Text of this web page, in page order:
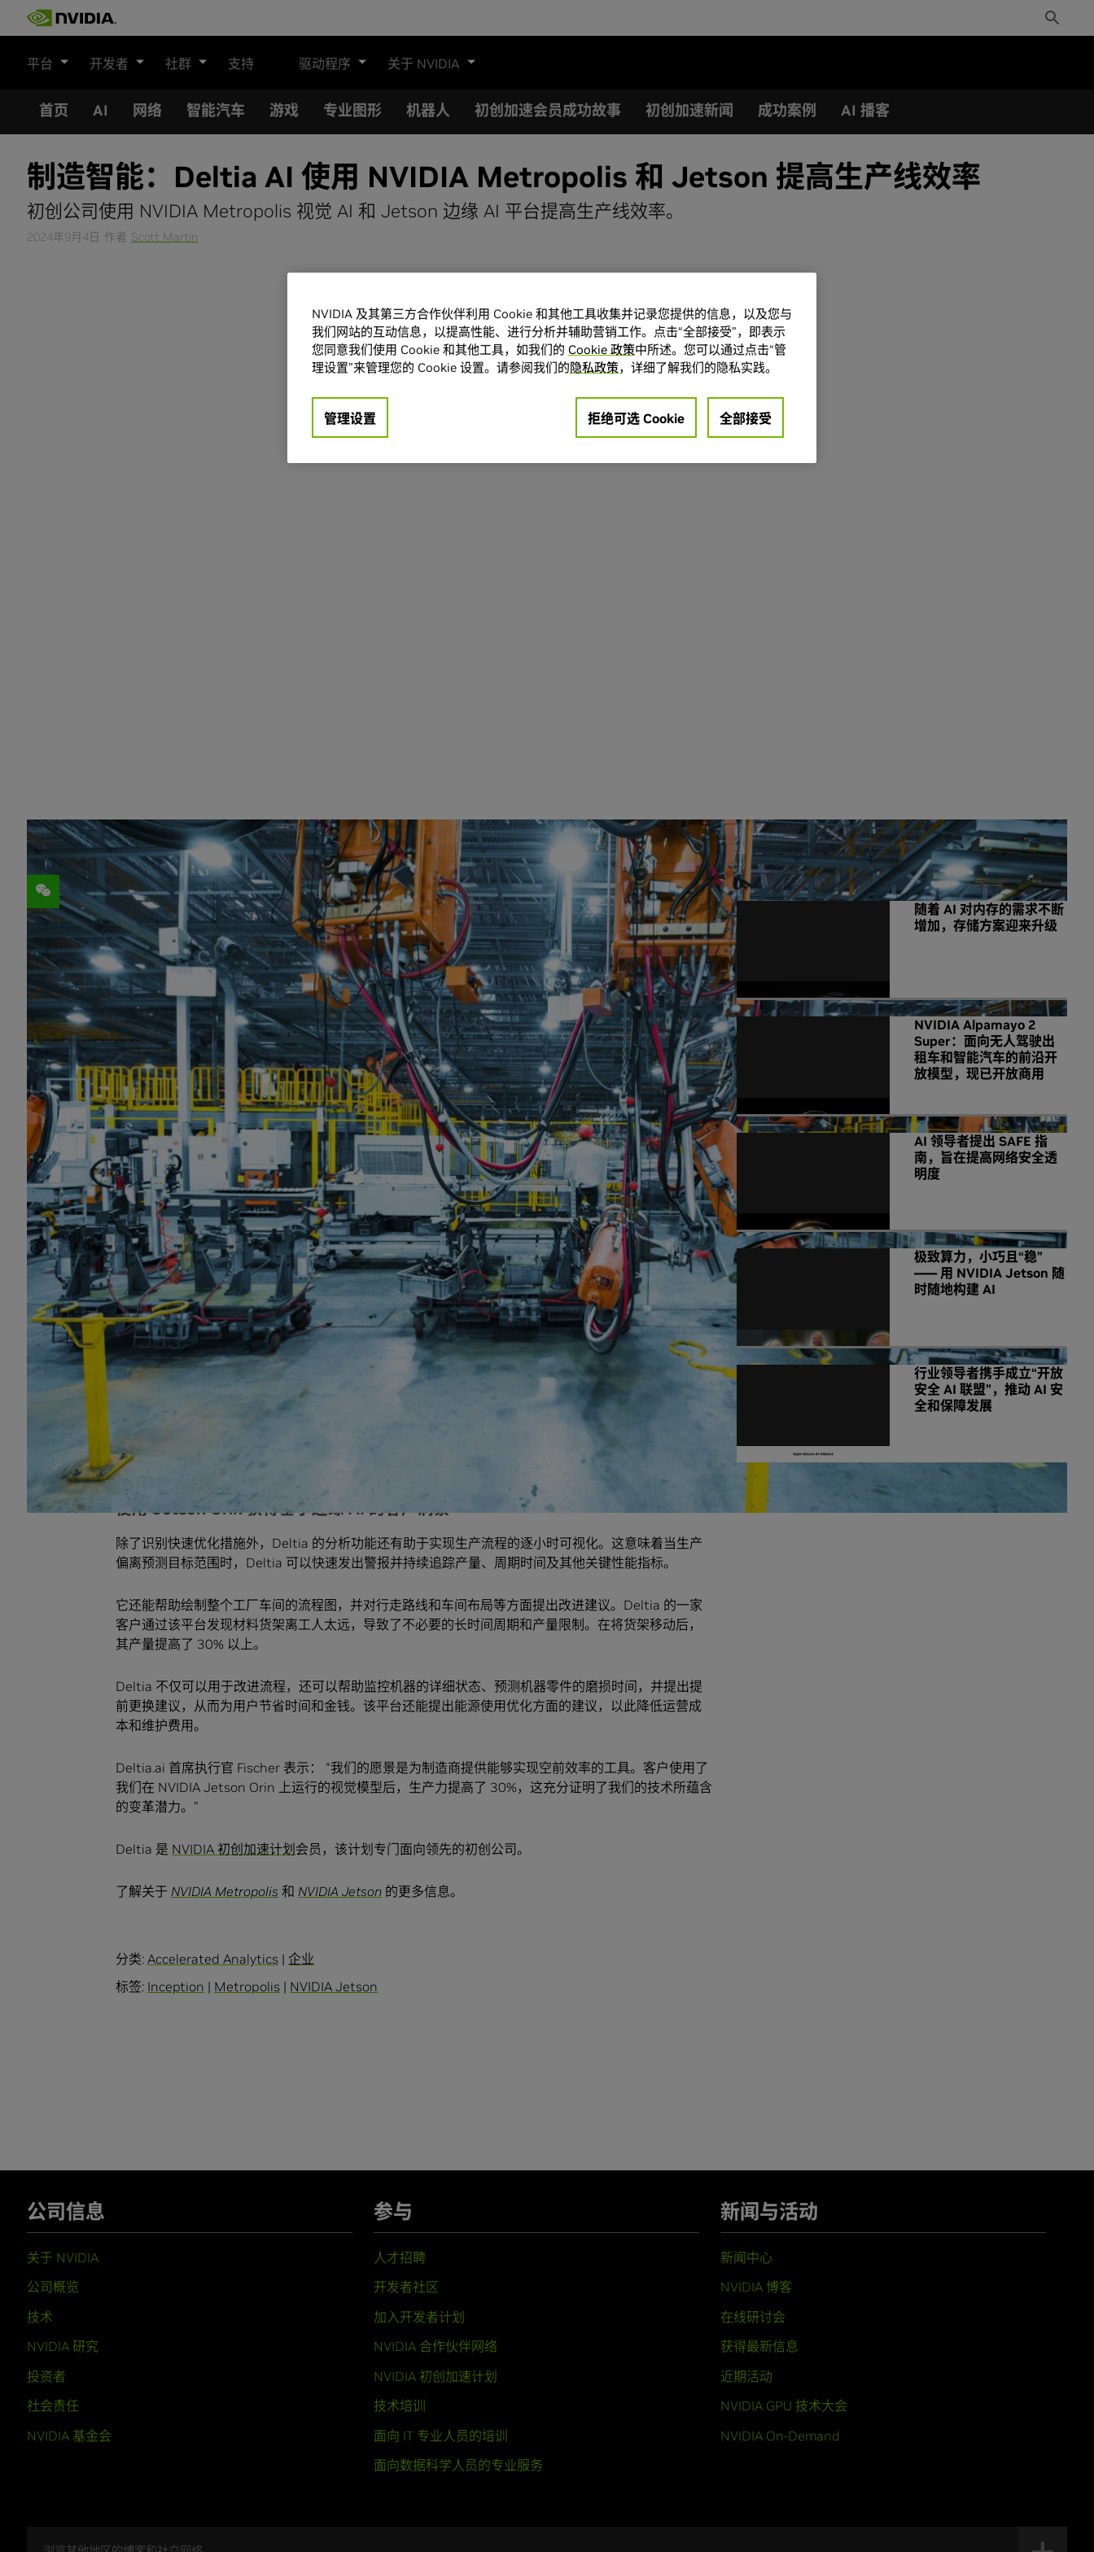
Toggle
Search
平台 开发者 社群 支持 驱动程序 关于 NVIDIA
首页 AI 网络 智能汽车 游戏 专业图形 机器人 初创加速会员成功故事 初创加速新闻 成功案例 AI 播客
制造智能：Deltia AI 使用 NVIDIA Metropolis 和 Jetson 提高生产线效率
初创公司使用 NVIDIA Metropolis 视觉 AI 和 Jetson 边缘 AI 平台提高生产线效率。
2024年9月4日 作者 Scott Martin
分享
这个故事要从 2022 年柏林 Merantix 风险投资工作室说起，当时 Silviu Homoceanu 和 Max Fischer 一
致认为 AI 可以在改进制造业方面发挥重要作用。于是，两人创办了 Deltia.ai，通过在 NVIDIA Jetson
AGX Orin 模块上运行 NVIDIA Metropolis 视觉 AI 平台，来测量并帮助优化生产线流程。
Homoceanu 和 Fischer 二人都有 AI 背景。Homoceanu 曾在大众汽车公司负责自动驾驶软件，而
Fischer 则创办了一家初创公司，帮助 40 多家工厂实现了数字化。
Deltia 是NVIDIA Metropolis 的合作伙伴。该公司估计其软件平台现在可将客户生产线的性能提升高达
20%。
使用 Deltia 平台的客户包括加热泵制造商 Viessman、工业电子公司 ABB 等。Viessman 目前有 15 个
站点运行 Deltia，并计划将来在更多生产线上使用该软件。生产经理预计当所有生产线都与 Deltia 相连
时，整体生产力将提高 50%。
Deltia 首席技术官 Homoceanu 表示： “我们为用户提供的仪表盘如同制造业的谷歌分析。在我们安装这
些传感器两周后，他们就能看到这个仪表盘以及后台发生的神奇变化。”
获取生产线洞察，以推动数字化转型
当摄像头开始收集生产线上的数据时，Deltia 就会利用这些信息来训练 NVIDIA 加速计算模型，该模型能
够监控生产线上的活动。然后，该软件利用部署在边缘Jetson AGX Orin模块上的这些模型来收集运营
洞察。
这些基于 Jetson 的系统会持续监控摄像头流并提取元数据。这些元数据可以确定产品到达特定站点、被
加工以及离开站点的确切时间点。生产线经理和流程改进人员可通过 Deltia 的定制仪表板获得这些数字
信息，这有助于他们发现瓶颈并加速生产线的产出。
Homoceanu 表示： “TensorRT 帮助我们压缩了复杂的 AI 模型，以一种经济的方式使多个站点可以共享
一台 Jetson 设备。”
使用 Jetson Orin 获得基于边缘 AI 的客户洞察
除了识别快速优化措施外，Deltia 的分析功能还有助于实现生产流程的逐小时可视化。这意味着当生产
偏离预测目标范围时，Deltia 可以快速发出警报并持续追踪产量、周期时间及其他关键性能指标。
它还能帮助绘制整个工厂车间的流程图，并对行走路线和车间布局等方面提出改进建议。Deltia 的一家
客户通过该平台发现材料货架离工人太远，导致了不必要的长时间周期和产量限制。在将货架移动后，
其产量提高了 30% 以上。
Deltia 不仅可以用于改进流程，还可以帮助监控机器的详细状态、预测机器零件的磨损时间，并提出提
前更换建议，从而为用户节省时间和金钱。该平台还能提出能源使用优化方面的建议，以此降低运营成
本和维护费用。
Deltia.ai 首席执行官 Fischer 表示： “我们的愿景是为制造商提供能够实现空前效率的工具。客户使用了
我们在 NVIDIA Jetson Orin 上运行的视觉模型后，生产力提高了 30%，这充分证明了我们的技术所蕴含
的变革潜力。”
Deltia 是 NVIDIA 初创加速计划 会员，该计划专门面向领先的初创公司。
了解关于 NVIDIA Metropolis 和 NVIDIA Jetson 的更多信息。
分类: Accelerated Analytics | 企业
标签: Inception | Metropolis | NVIDIA Jetson
NVIDIA 相关新闻
随着 AI 对内存的需求不断
增加，存储方案迎来升级
NVIDIA Alpamayo 2
Super：面向无人驾驶出
租车和智能汽车的前沿开
放模型，现已开放商用
AI 领导者提出 SAFE 指
南，旨在提高网络安全透
明度
极致算力，小巧且“稳”
—— 用 NVIDIA Jetson 随
时随地构建 AI
行业领导者携手成立“开放
安全 AI 联盟”，推动 AI 安
全和保障发展
公司信息
关于 NVIDIA
公司概览
技术
NVIDIA 研究
投资者
社会责任
NVIDIA 基金会
参与
人才招聘
开发者社区
加入开发者计划
NVIDIA 合作伙伴网络
NVIDIA 初创加速计划
技术培训
面向 IT 专业人员的培训
面向数据科学人员的专业服务
新闻与活动
新闻中心
NVIDIA 博客
在线研讨会
获得最新信息
近期活动
NVIDIA GPU 技术大会
NVIDIA On-Demand
NVIDIA 及其第三方合作伙伴利用 Cookie 和其他工具收集并记录您提供的信息，以及您与
我们网站的互动信息，以提高性能、进行分析并辅助营销工作。点击“全部接受”，即表示
您同意我们使用 Cookie 和其他工具，如我们的 Cookie 政策中所述。您可以通过点击“管
理设置”来管理您的 Cookie 设置。请参阅我们的隐私政策，详细了解我们的隐私实践。
管理设置 拒绝可选 Cookie 全部接受